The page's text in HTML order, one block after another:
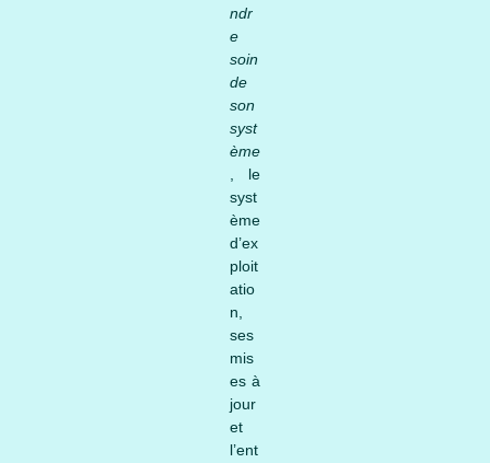
ndr
e
soin
de
son
syst
ème
, le
syst
ème
d’ex
ploit
atio
n,
ses
mis
es à
jour
et
l’ent